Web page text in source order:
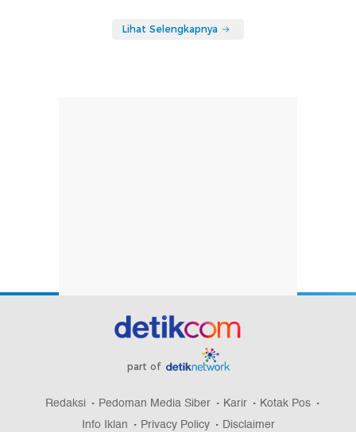
Lihat Selengkapnya
part of
Redaksi Pedoman Media Siber Karir
Kotak Pos
Info Iklan
Privacy Policy Disclaimer